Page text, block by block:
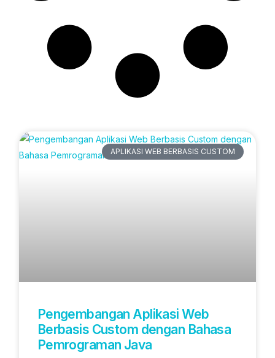
APLIKASI WEB BERBASIS CUSTOM
Pengembangan Aplikasi Web
Berbasis Custom dengan Bahasa
Pemrograman Java